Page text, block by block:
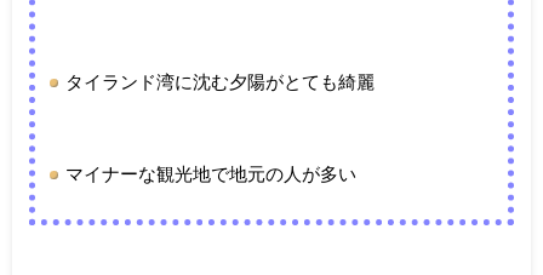
タイランド湾に沈む夕陽がとても綺麗
マイナーな観光地で地元の人が多い